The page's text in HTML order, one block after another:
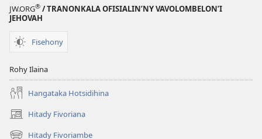
JW.ORG® / TRANONKALA OFISIALIN’NY VAVOLOMBELON’I
JEHOVAH
Fisehony
Rohy Ilaina
Hangataka Hotsidihina
Hitady Fivoriana
(manokatra
rohy) Hitady Fivoriambe